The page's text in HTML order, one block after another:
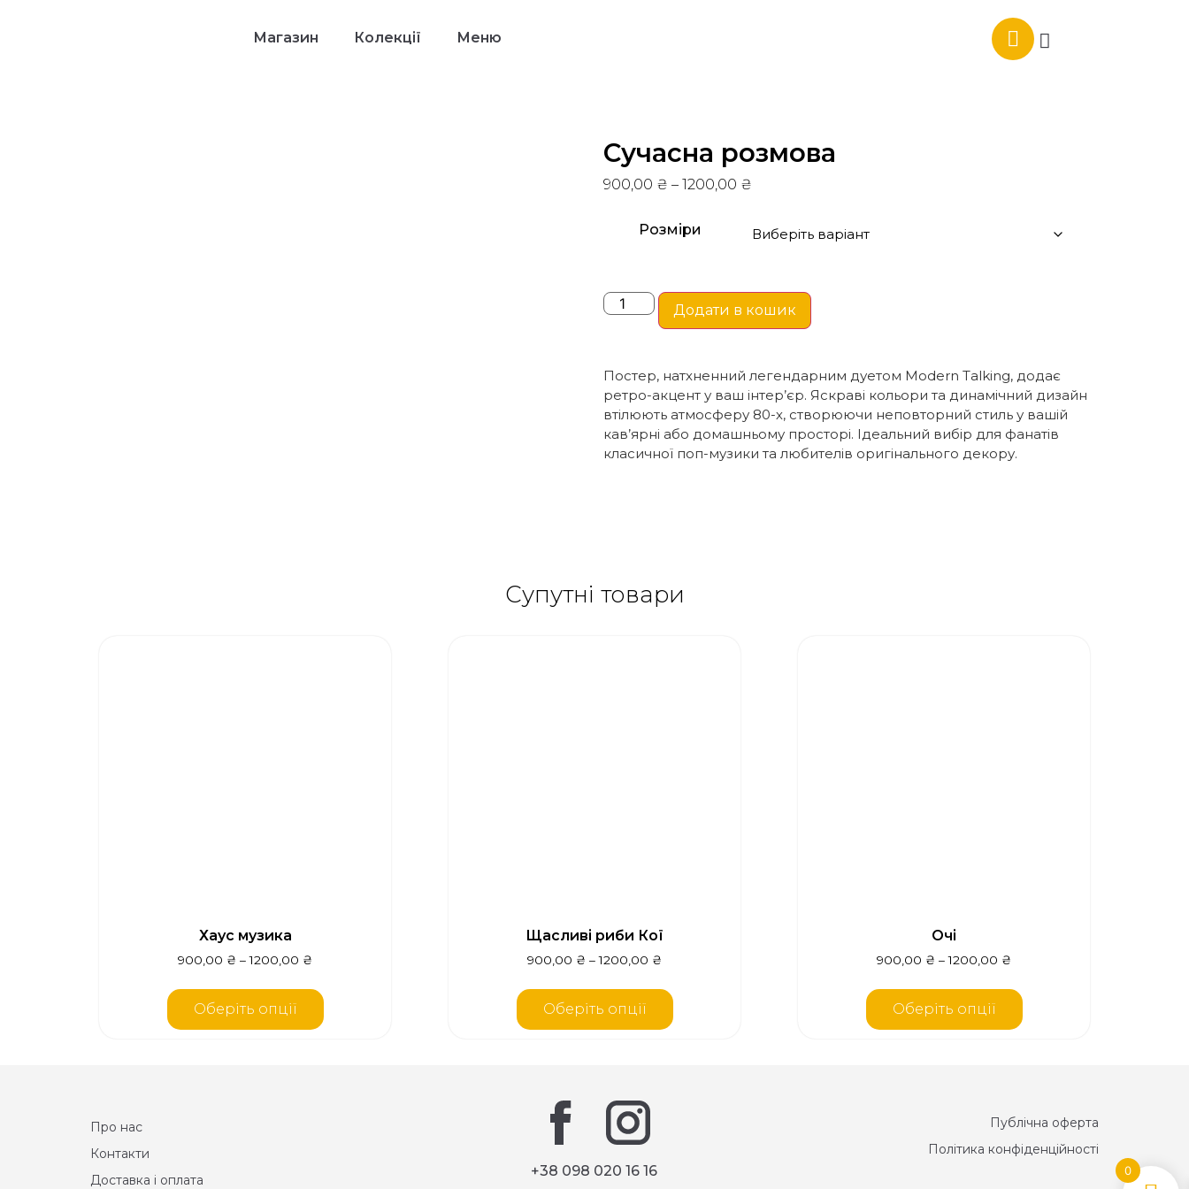
Магазин Колекції Меню
Сучасна розмова
900,00 ₴ – 1200,00 ₴
Розміри
Додати в кошик
Постер, натхненний легендарним дуетом Modern Talking, додає
ретро-акцент у ваш інтер’єр. Яскраві кольори та динамічний дизайн
втілюють атмосферу 80-х, створюючи неповторний стиль у вашій
кав’ярні або домашньому просторі. Ідеальний вибір для фанатів
класичної поп-музики та любителів оригінального декору.
Супутні товари
Хаус музика
900,00 ₴ –1200,00 ₴
Оберіть опції
Щасливі риби Кої
900,00 ₴ –1200,00 ₴
Оберіть опції
Очі
900,00 ₴ –1200,00 ₴
Оберіть опції
Про нас
Контакти
Доставка і оплата
+38 098 020 16 16
Публічна оферта
Політика конфіденційності
0